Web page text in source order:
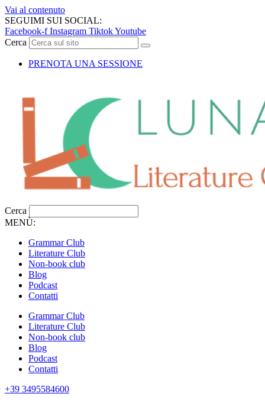
Vai al contenuto
SEGUIMI SUI SOCIAL:
Facebook-f Instagram TiktokYoutube
Cerca
PRENOTA UNA SESSIONE
Cerca
MENÙ:
Grammar Club
Literature Club
Non-book club
Blog
Podcast
Contatti
Grammar Club
Literature Club
Non-book club
Blog
Podcast
Contatti
+39 3495584600